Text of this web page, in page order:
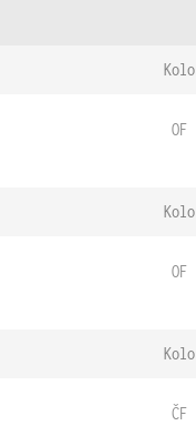
Kolo
OF
Kolo
OF
Kolo
ČF